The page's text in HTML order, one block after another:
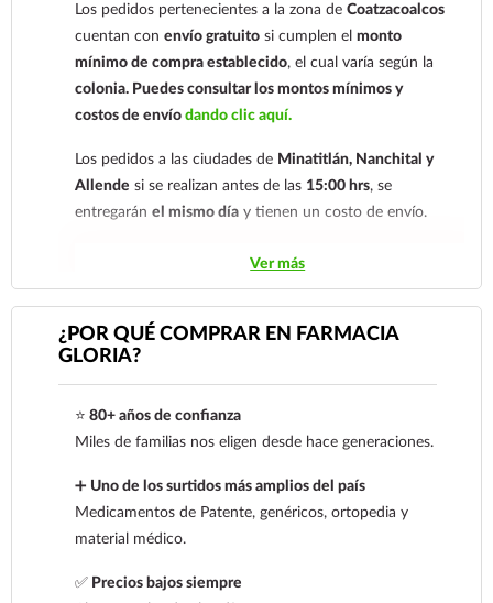
nuestro
921 261 8491
Los pedidos pertenecientes a la zona deCoatzacoalcos
cuentan conenvío gratuito si cumplen elmonto
mínimo de compra establecido, el cual varía según la
colonia. Puedes consultar los montos mínimos y
costos de envíodando clic aquí.
Los pedidos a las ciudades de Minatitlán, Nanchital y
Allende si se realizan antes de las 15:00 hrs, se
entregaránel mismo día y tienen un costo de envío.
Los pedidos de otras localidades se envían mediante
.Sólo hacemos envíos en el territorio
nacional.
económica.En la tarifa nacional al día siguiente, los
pedidos deben realizarseantes de las 14:00 hrs.El
tiempo de entrega de la tarifa económica es de
días.
En losproductos refrigerados siempre se debe
seleccionar la tarifa nacional día siguiente
Ver más
¿POR QUÉ COMPRAR EN FARMACIA
GLORIA?
⭐ 80+ años de confianza
Miles de familias nos eligen desde hace generaciones.
➕ Uno de los surtidos más amplios del país
Medicamentos de Patente, genéricos, ortopedia y
material médico.
✅ Precios bajos siempre